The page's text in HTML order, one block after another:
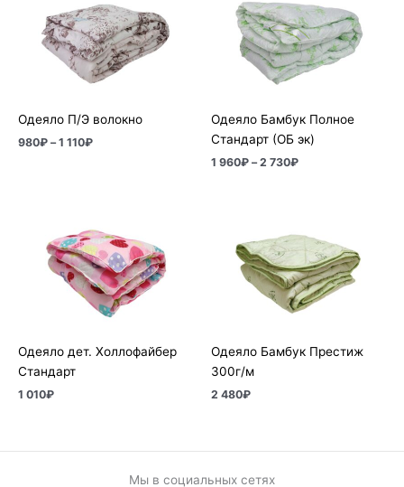
Одеяло П/Э волокно
980₽ – 1 110₽
980₽
–
1
110₽
Одеяло Бамбук Полное
Стандарт (ОБ эк)
1 960₽ – 2 730₽
1
960₽
–
2
730₽
Одеяло дет. Холлофайбер
Стандарт
1 010₽
Одеяло Бамбук Престиж
300г/м
2 480₽
Мы в социальных сетях